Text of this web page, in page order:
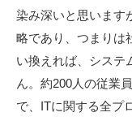
染み深いと思います
略であり、つまりは
い換えれば、システ
ん。約200人の従業
で、ITに関する全プ